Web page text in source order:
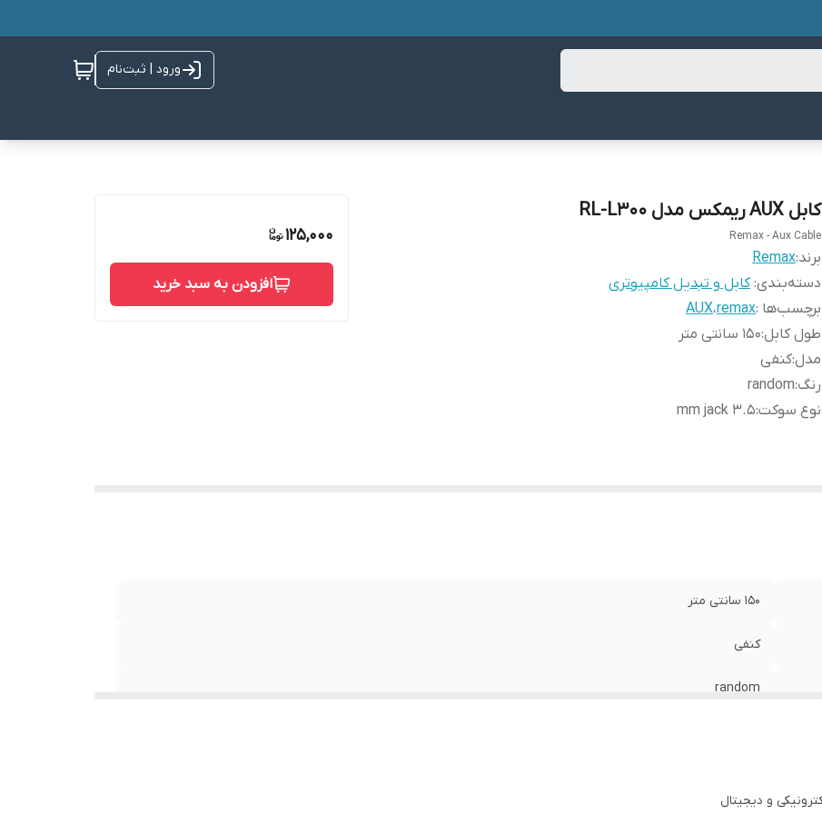
ورود | ثبت‌نام
کابل AUX ریمکس مدل RL-L300
Remax - Aux Cable
برند:Remax
دسته‌بندی:کابل و تبدیل کامپیوتری
برچسب‌ها :remax،AUX
طول کابل:150 سانتی متر
مدل:کنفی
رنگ:
random
نوع سوکت:
3.5 mm jack
125,000
افزودن به سبد خرید
150 سانتی متر
کنفی
random